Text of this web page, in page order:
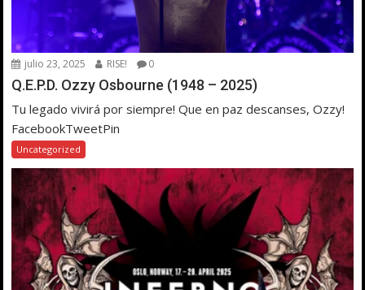
julio 23, 2025 RISE! 0
Q.E.P.D. Ozzy Osbourne (1948 – 2025)
Tu legado vivirá por siempre! Que en paz descanses, Ozzy!
FacebookTweetPin
Uncategorized